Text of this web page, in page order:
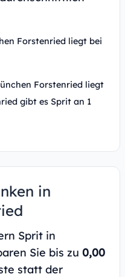
Forstenried liegt bei
Forstenried liegt
gibt es Sprit an 1
in
Sprit in
Sie bis zu 0,00
statt der